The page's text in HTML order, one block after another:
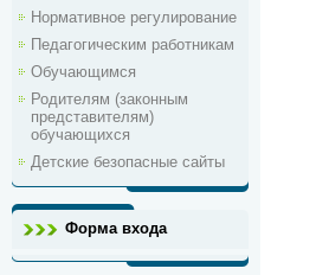
Нормативное регулирование
Педагогическим работникам
Обучающимся
Родителям (законным
представителям)
обучающихся
Детские безопасные сайты
Форма входа